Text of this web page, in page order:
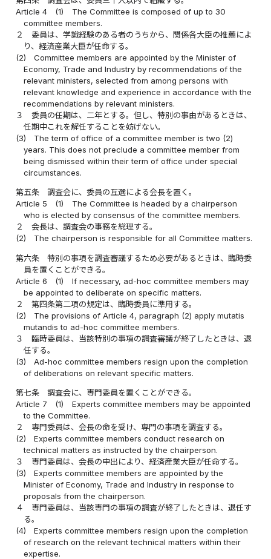
Article 4
(1)
The Committee is composed of up to 30
committee members.
２
委員は、学識経験のある者のうちから、関係各大臣の推薦によ
り、経済産業大臣が任命する。
(2)
Committee members are appointed by the Minister of
Economy, Trade and Industry by recommendations of the
relevant ministers, selected from among persons with
relevant knowledge and experience in accordance with the
recommendations by relevant ministers.
３
委員の任期は、二年とする。但し、特別の事由があるときは、
任期中これを解任することを妨げない。
(3)
The term of office of a committee member is two (2)
years. This does not preclude a committee member from
being dismissed within their term of office under special
circumstances.
第五条
調査会に、委員の互選による会長を置く。
Article 5
(1)
The Committee is headed by a chairperson
who is elected by consensus of the committee members.
２
会長は、調査会の事務を総理する。
(2)
The chairperson is responsible for all Committee matters.
第六条
特別の事項を調査審議するため必要があるときは、臨時委
員を置くことができる。
Article 6
(1)
If necessary, ad-hoc committee members may
be appointed to deliberate on specific matters.
２
第四条第二項の規定は、臨時委員に準用する。
(2)
The provisions of Article 4, paragraph (2) apply mutatis
mutandis to ad-hoc committee members.
３
臨時委員は、当該特別の事項の調査審議が終了したときは、退
任する。
(3)
Ad-hoc committee members resign upon the completion
of deliberations on relevant specific matters.
第七条
調査会に、専門委員を置くことができる。
Article 7
(1)
Experts committee members may be appointed
to the Committee.
２
専門委員は、会長の命を受け、専門の事項を調査する。
(2)
Experts committee members conduct research on
technical matters as instructed by the chairperson.
３
専門委員は、会長の申出により、経済産業大臣が任命する。
(3)
Experts committee members are appointed by the
Minister of Economy, Trade and Industry in response to
proposals from the chairperson.
４
専門委員は、当該専門の事項の調査が終了したときは、退任す
る。
(4)
Experts committee members resign upon the completion
of research on the relevant technical matters within their
expertise.